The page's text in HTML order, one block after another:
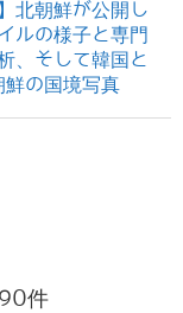
北朝鮮が公開し
ルの様子と専門
、そして韓国と
鮮の国境写真
件